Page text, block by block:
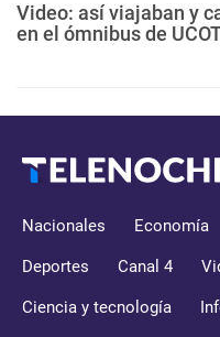
Video: así viajaban y
en el ómnibus de
Nacionales Economía
Deportes Canal 4
Ciencia y tecnología